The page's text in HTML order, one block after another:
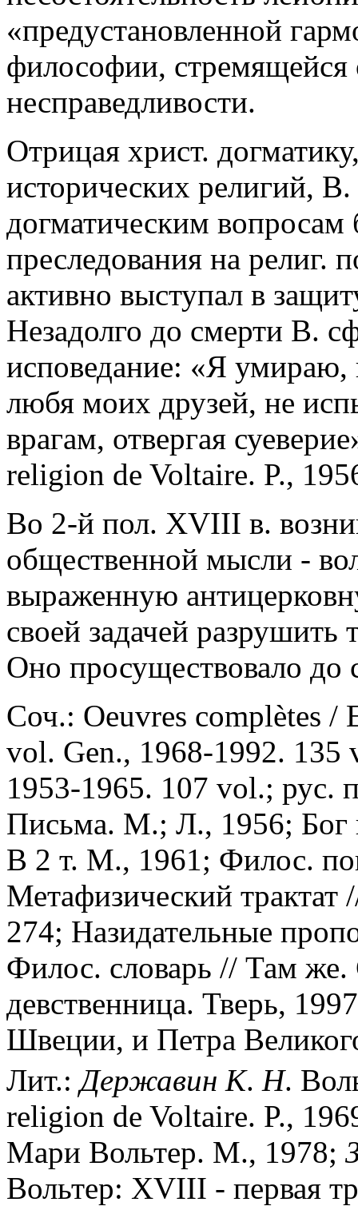
«предустановленной
философии, стремящейся
несправедливости.
Отрицая христ.
исторических религий,
догматическим
преследования на
активно выступал в
Незадолго до смерти В.
исповедание: «Я умираю,
любя моих друзей, не
врагам, отвергая
religion de Voltaire. P.,
Во 2-й пол. XVIII в.
общественной мысли -
выраженную
своей задачей разрушить
Оно просуществовало до
Соч.: Oeuvres complètes /
vol. Gen., 1968-1992. 135
1953-1965. 107 vol.; рус.
Письма. М.; Л., 1956; Бог
В 2 т. М., 1961; Филос.
Метафизический
274; Назидательные
Филос. словарь // Там
девственница. Тверь,
Швеции, и Петра
Лит.:Державин К. Н.
religion de Voltaire. P.,
Мари Вольтер. М., 1978;
Вольтер: XVIII - первая